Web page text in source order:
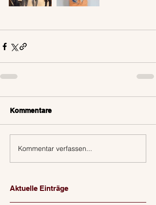
Kommentare
Kommentar verfassen...
Aktuelle Einträge